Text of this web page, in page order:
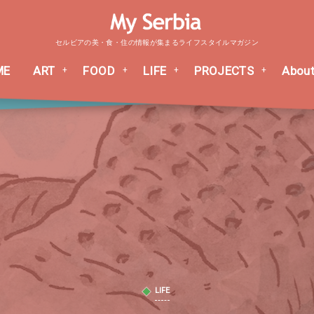
セルビアの美・食・住の情報が集まるライフスタイルマガジン
ART FOOD LIFE PROJECTS
LIFE